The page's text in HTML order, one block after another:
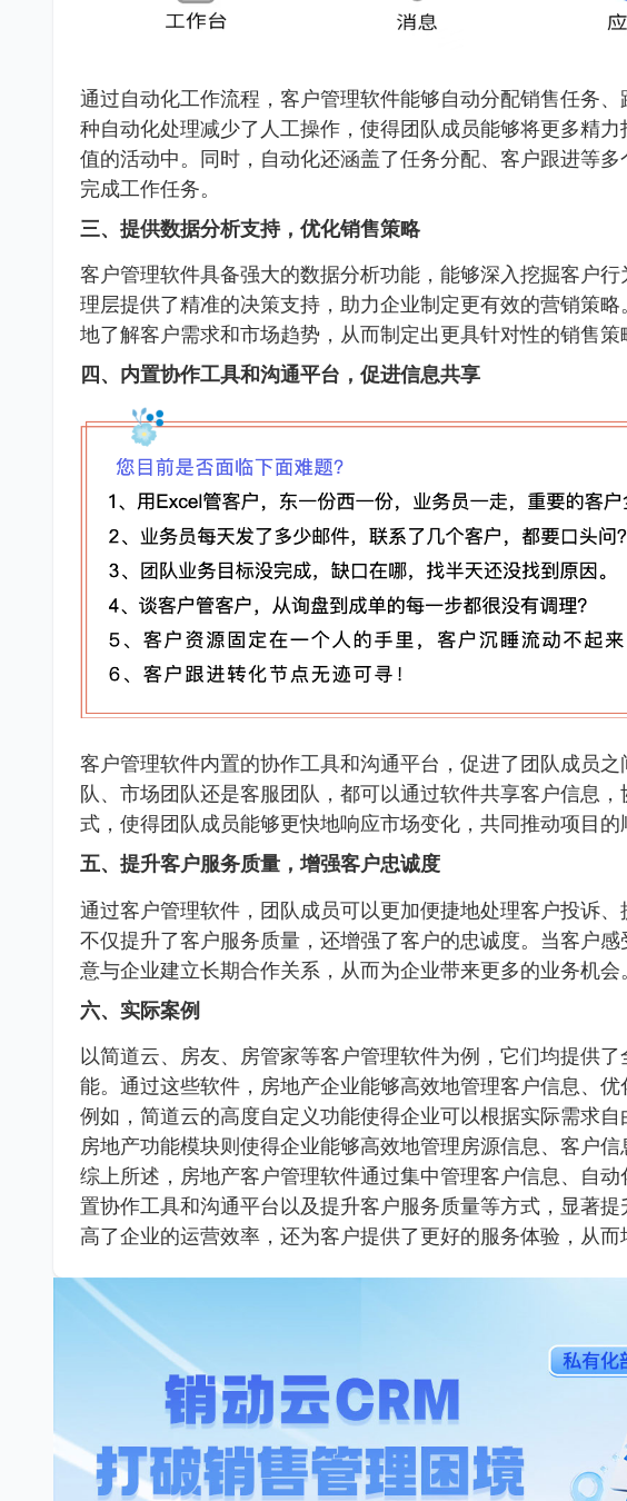
通过自动化工作流程，客户管理软件能够自动分配销售任务
种自动化处理减少了人工操作，使得团队成员能够将更多精
值的活动中。同时，自动化还涵盖了任务分配、客户跟进等
完成工作任务。
三、提供数据分析支持，优化销售策略
客户管理软件具备强大的数据分析功能，能够深入挖掘客户
理层提供了精准的决策支持，助力企业制定更有效的营销策
地了解客户需求和市场趋势，从而制定出更具针对性的销售策
四、内置协作工具和沟通平台，促进信息共享
客户管理软件内置的协作工具和沟通平台，促进了团队成员
队、市场团队还是客服团队，都可以通过软件共享客户信息
式，使得团队成员能够更快地响应市场变化，共同推动项目的
五、提升客户服务质量，增强客户忠诚度
通过客户管理软件，团队成员可以更加便捷地处理客户投诉
不仅提升了客户服务质量，还增强了客户的忠诚度。当客户
意与企业建立长期合作关系，从而为企业带来更多的业务机会
六、实际案例
以简道云、房友、房管家等客户管理软件为例，它们均提供
能。通过这些软件，房地产企业能够高效地管理客户信息、优
例如，简道云的高度自定义功能使得企业可以根据实际需求
房地产功能模块则使得企业能够高效地管理房源信息、客户信
综上所述，房地产客户管理软件通过集中管理客户信息、自
置协作工具和沟通平台以及提升客户服务质量等方式，显著
高了企业的运营效率，还为客户提供了更好的服务体验，从而